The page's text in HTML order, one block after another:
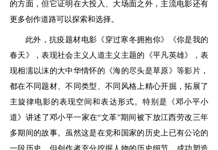
的方面，但它证明在大投入、大场面之外，主流电影还有
更多创作道路可以探索和选择。
此外，抗疫题材电影《穿过寒冬拥抱你》《你是我的
春天》，表现社会主义人道主义主题的《平凡英雄》，表
现相濡以沫的大中华情怀的《海的尽头是草原》等影片，
都在不同题材、不同类型、不同风格上精心开掘，拓展了
主旋律电影的表现空间和表达形式。特别是《邓小平小
道》讲述了邓小平一家在“文革”期间被下放江西劳改三年
多期间的故事。虽然这是在党和国家的历史上已有公论的